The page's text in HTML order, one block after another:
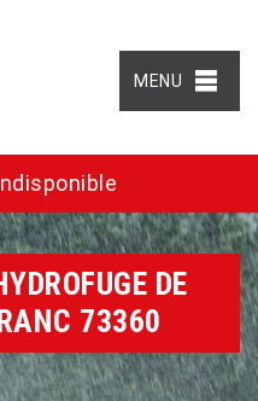
MENU
DE
73360